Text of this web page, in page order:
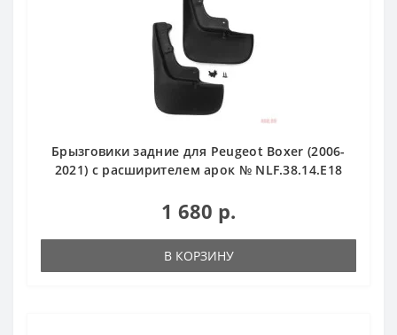
Брызговики задние для Peugeot Boxer (2006-
2021) с расширителем арок № NLF.38.14.E18
1 680 р.
В КОРЗИНУ